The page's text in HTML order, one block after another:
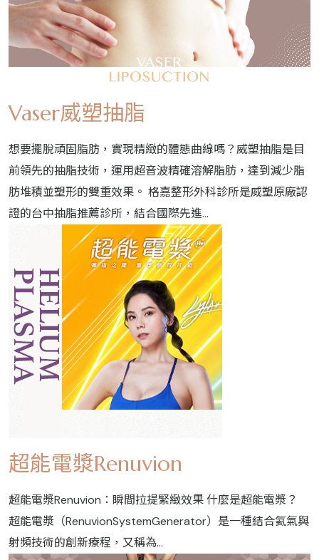
Vaser威塑抽脂
想要擺脫頑固脂肪，實現精緻的體態曲線嗎？威塑抽脂是目
前領先的抽脂技術，運用超音波精確溶解脂肪，達到減少脂
肪堆積並塑形的雙重效果。 格嘉整形外科診所是威塑原廠認
證的台中抽脂推薦診所，結合國際先進...
超能電漿Renuvion
超能電漿Renuvion：瞬間拉提緊緻效果 什麼是超能電漿？
超能電漿（RenuvionSystemGenerator）是一種結合氦氣與
射頻技術的創新療程，又稱為...